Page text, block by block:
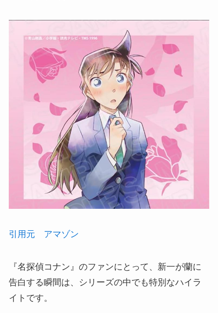
引用元 アマゾン
『名探偵コナン』のファンにとって、新一が蘭に
告白する瞬間は、シリーズの中でも特別なハイラ
イトです。